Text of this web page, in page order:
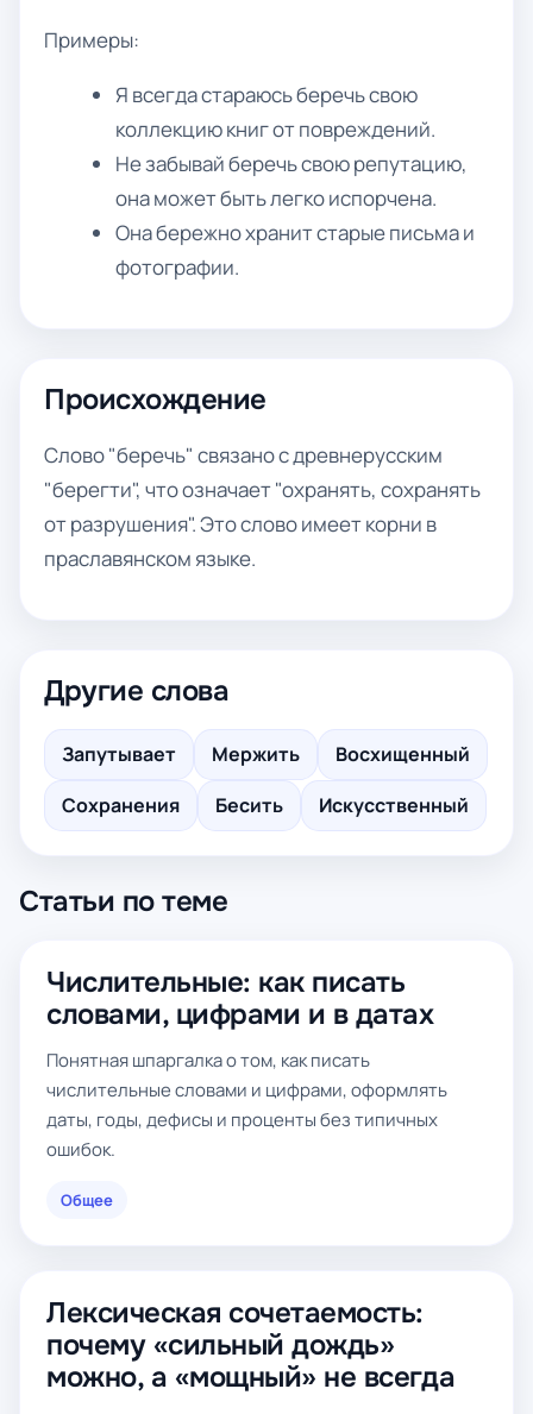
Примеры:
Я всегда стараюсь беречь свою
коллекцию книг от повреждений.
Не забывай беречь свою репутацию,
она может быть легко испорчена.
Она бережно хранит старые письма и
фотографии.
Происхождение
Слово "беречь" связано с древнерусским
"берегти", что означает "охранять, сохранять
от разрушения". Это слово имеет корни в
праславянском языке.
Другие слова
Запутывает Мержить
Восхищенный
Сохранения
Бесить Искусственный
Статьи по теме
Числительные: как писать
словами, цифрами и в датах
Понятная шпаргалка о том, как писать
числительные словами и цифрами, оформлять
даты, годы, дефисы и проценты без типичных
ошибок.
Общее
Лексическая сочетаемость:
почему «сильный дождь»
можно, а «мощный» не всегда